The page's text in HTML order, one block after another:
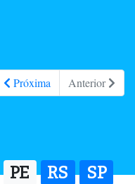
Próxima Anterior
PE RS SP